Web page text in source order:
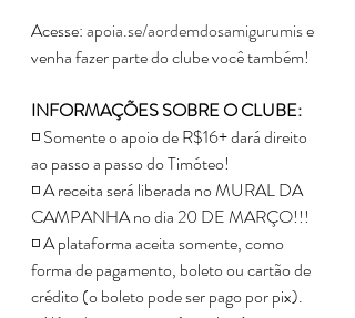
Acesse: apoia.se/aordemdosamigurumis e
venha fazer parte do clube você também!
INFORMAÇÕES SOBRE O CLUBE:
◽️ Somente o apoio de R$16+ dará direito
ao passo a passo do Timóteo!
◽️ A receita será liberada no MURAL DA
CAMPANHA no dia 20 DE MARÇO!!!
◽️ A plataforma aceita somente, como
forma de pagamento, boleto ou cartão de
crédito (o boleto pode ser pago por pix).